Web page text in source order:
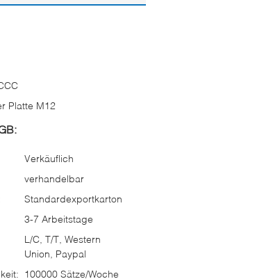
Platte M12
Verkäuflich
verhandelbar
Standardexportkarton
3-7 Arbeitstage
L/C, T/T, Western
Union, Paypal
100000 Sätze/Woche